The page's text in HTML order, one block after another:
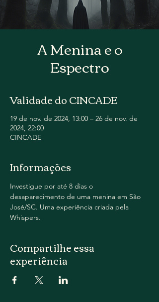
A Menina e o
Espectro
Validade do CINCADE
19 de nov. de 2024, 13:00 – 26 de nov. de
2024, 22:00
CINCADE
Informações
Investigue por até 8 dias o
desaparecimento de uma menina em São
José/SC. Uma experiência criada pela
Whispers.
Compartilhe essa
experiência